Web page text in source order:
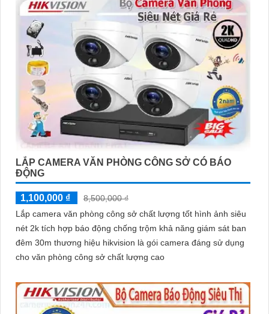
LẮP CAMERA VĂN PHÒNG CÔNG SỞ CÓ BÁO
ĐỘNG
1,100,000 ₫
8,500,000 ₫
Lắp camera văn phòng công sở chất lượng tốt hình ảnh siêu
nét 2k tích hợp báo động chống trộm khả năng giám sát ban
đêm 30m thương hiệu hikvision là gói camera đáng sử dụng
cho văn phòng công sở chất lượng cao